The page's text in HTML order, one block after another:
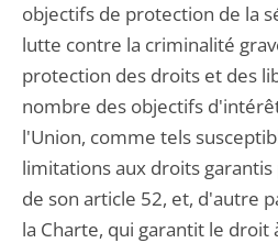
objectifs de protection de la
lutte contre la criminalité
protection des droits et des
nombre des objectifs
l'Union, comme tels
limitations aux droits
de son article 52, et, d'autre
la Charte, qui garantit le droit